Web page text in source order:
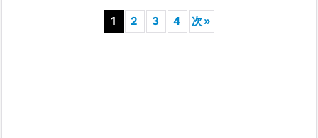
1 2 3 4 次 »